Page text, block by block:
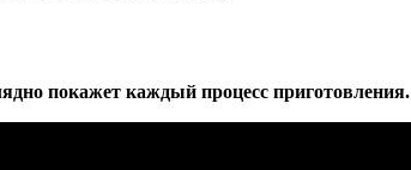
покажет каждый процесс приготовления.